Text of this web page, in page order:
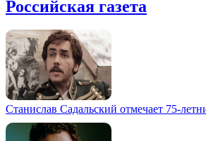
Российская газета
Станислав Садальский отмечает 75-